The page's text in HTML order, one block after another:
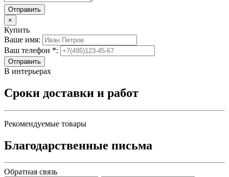
×
Купить
Ваше имя:
Ваш телефон *:
Отправить
В интерьерах
Сроки доставки и работ
Рекомендуемые товары
Благодарственные письма
Обратная связь